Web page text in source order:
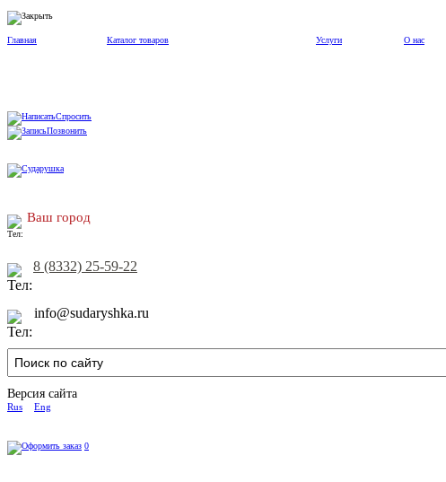
Главная Каталог товаров Услуги О нас
Спросить
Позвонить
Ваш город
8 (8332) 25-59-22
info@sudaryshka.ru
Версия сайта
Rus Eng
0